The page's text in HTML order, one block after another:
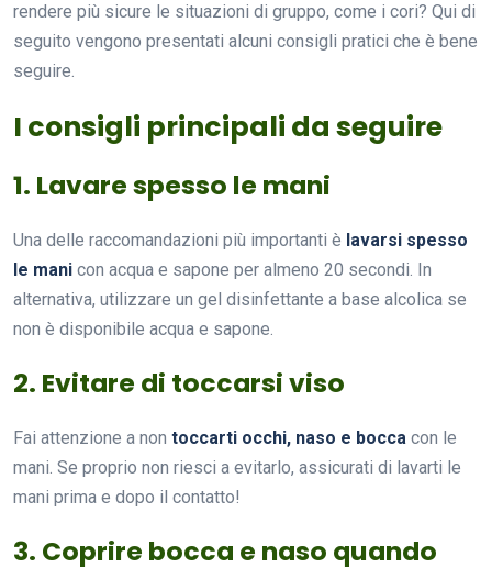
rendere più sicure le situazioni di gruppo, come i cori? Qui di
seguito vengono presentati alcuni consigli pratici che è bene
seguire.
I consigli principali da seguire
1. Lavare spesso le mani
Una delle raccomandazioni più importanti è lavarsi spesso
le mani con acqua e sapone per almeno 20 secondi. In
alternativa, utilizzare un gel disinfettante a base alcolica se
non è disponibile acqua e sapone.
2. Evitare di toccarsi viso
Fai attenzione a non toccarti occhi, naso e bocca con le
mani. Se proprio non riesci a evitarlo, assicurati di lavarti le
mani prima e dopo il contatto!
3. Coprire bocca e naso quando